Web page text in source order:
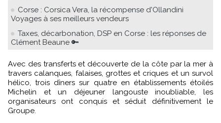
Corse : Corsica Vera, la récompense d'Ollandini
Voyages à ses meilleurs vendeurs
Taxes, décarbonation, DSP en Corse : les réponses de
Clément Beaune 🔑
Avec des transferts et découverte de la côte par la mer à
travers calanques, falaises, grottes et criques et un survol
hélico, trois dîners sur quatre en établissements étoilés
Michelin et un déjeuner langouste inoubliable, les
organisateurs ont conquis et séduit définitivement le
Groupe.